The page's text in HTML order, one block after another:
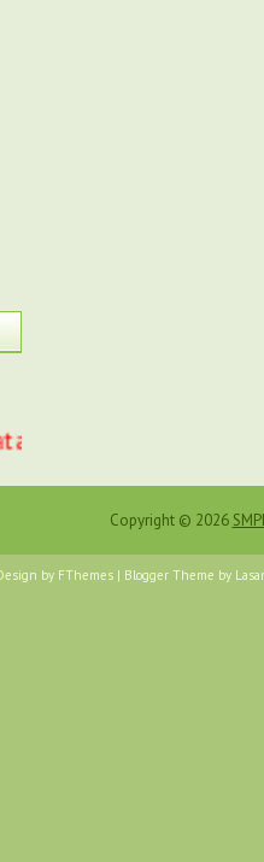
kunjungan anda di
Copyright © 2026
by FThemes | Blogger Theme by